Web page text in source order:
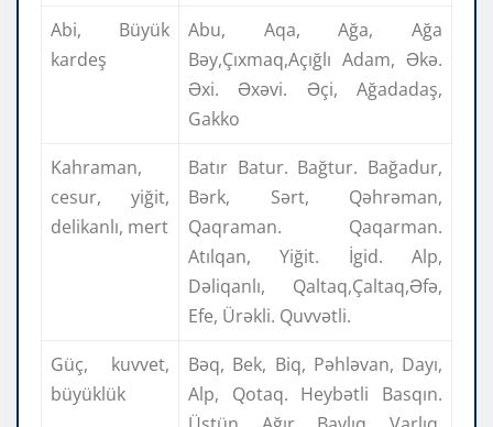
Abi, Büyük
kardeş
Abu, Aqa, Ağa, Ağa
Bəy,Çıxmaq,Açığlı Adam, Əkə.
Əxi. Əxəvi. Əçi, Ağadadaş,
Gakko
Kahraman,
cesur, yiğit,
delikanlı, mert
Batır Batur. Bağtur. Bağadur,
Bərk, Sərt, Qəhrəman,
Qaqraman. Qaqarman.
Atılqan, Yiğit. İgid. Alp,
Dəliqanlı, Qaltaq,Çaltaq,Əfə,
Efe, Ürəkli. Quvvətli.
Güç, kuvvet,
büyüklük
Bəq, Bek, Biq, Pəhləvan, Dayı,
Alp, Qotaq. Heybətli Basqın.